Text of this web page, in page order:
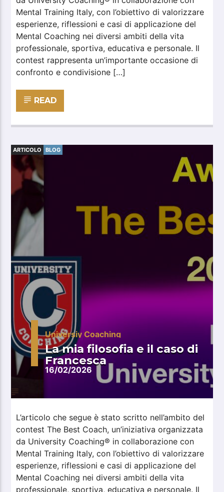
Mental Training Italy, con l’obiettivo di valorizzare
esperienze, riflessioni e casi di applicazione del
Mental Coaching nei diversi ambiti della vita
professionale, sportiva, educativa e personale. Il
contest rappresenta un’importante occasione di
confronto e condivisione […]
READ
ARTICOLO BLOG
Universiy Coaching
16/02/2026
La mia filosofia e il caso di
Francesca
L’articolo che segue è stato scritto nell’ambito del
contest The Best Coach, un’iniziativa organizzata
da University Coaching® in collaborazione con
Mental Training Italy, con l’obiettivo di valorizzare
esperienze, riflessioni e casi di applicazione del
Mental Coaching nei diversi ambiti della vita
professionale, sportiva, educativa e personale. Il